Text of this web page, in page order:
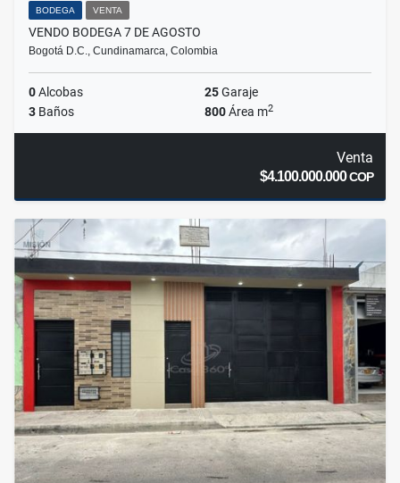
BODEGA VENTA
VENDO BODEGA 7 DE AGOSTO
Bogotá D.C., Cundinamarca, Colombia
0Alcobas 25Garaje
3 Baños 800Área m2
Venta
$4.100.000.000COP